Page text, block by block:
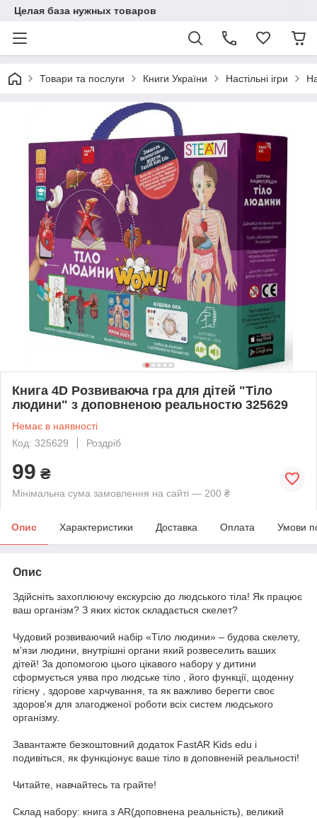
Целая база нужных товаров
Товари та послуги Книги України Настільні ігри
Книга 4D Розвиваюча гра для дітей "Тіло
людини" з доповненою реальностю 325629
Немає в наявності
Код: 325629
Роздріб
99 ₴
Мінімальна сума замовлення на сайті — 200 ₴
Опис Характеристики Доставка Оплата Умови
Опис
Здійсніть захоплюючу екскурсію до людського тіла! Як працює
ваш організм? З яких кісток складається скелет?
Чудовий розвиваючий набір «Тіло людини» – будова скелету,
м'язи людини, внутрішні органи який розвеселить ваших
дітей! За допомогою цього цікавого набору у дитини
сформується уява про людське тіло , його функції, щоденну
гігієну , здорове харчування, та як важливо берегти своє
здоров'я для злагодженої роботи всіх систем людського
організму.
Завантажте безкоштовний додаток FastAR Kids edu і
подивіться, як функціонує ваше тіло в доповненій реальності!
Читайте, навчайтесь та грайте!
Склад набору: книга з AR(доповнена реальність), великий